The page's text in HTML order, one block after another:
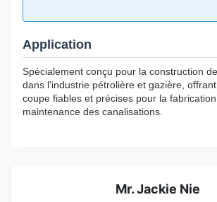
Application
Spécialement conçu pour la construction
dans l'industrie pétrolière et gazière,
coupe fiables et précises pour la
maintenance des canalisations.
Mr. Jackie Nie